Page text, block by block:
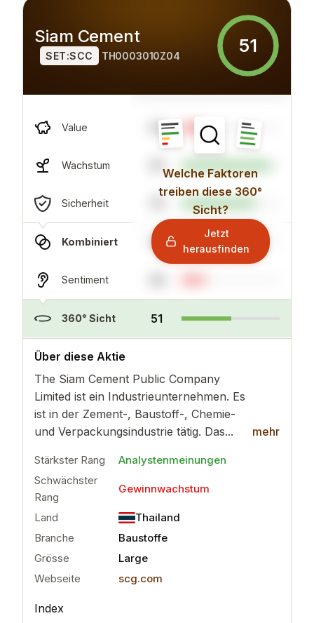
Siam Cement
SET:SCC TH0003010Z04 51
Value 23
Wachstum 91
Sicherheit
Kombiniert 79
Sentiment
360° Sicht 51
Welche Faktoren
treiben diese 360°
Sicht?
Jetzt
herausfinden
Über diese Aktie
The Siam Cement Public Company
Limited ist ein Industrieunternehmen. Es
ist in der Zement-, Baustoff-, Chemie-
und Verpackungsindustrie tätig. Das...
mehr
mehr
Stärkster Rang
Analystenmeinungen
Schwächster
Rang
Gewinnwachstum
Land
Thailand
Branche
Baustoffe
Grösse
Large
Webseite
scg.com
Index